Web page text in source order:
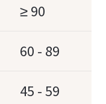
≥ 90
60 - 89
45 - 59